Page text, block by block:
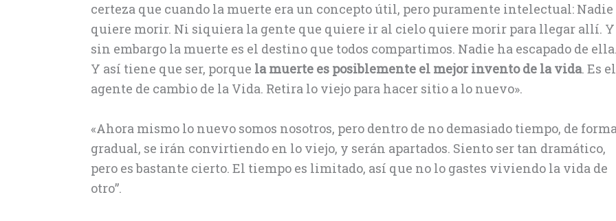
certeza que cuando la muerte era un concepto útil, pero puramente intelectual: Nadie
quiere morir. Ni siquiera la gente que quiere ir al cielo quiere morir para llegar allí. Y
sin embargo la muerte es el destino que todos compartimos. Nadie ha escapado de
Y así tiene que ser, porque la muerte es posiblemente el mejor invento de la vida. Es el
agente de cambio de la Vida. Retira lo viejo para hacer sitio a lo nuevo».
«Ahora mismo lo nuevo somos nosotros, pero dentro de no demasiado tiempo, de
gradual, se irán convirtiendo en lo viejo, y serán apartados. Siento ser tan dramático,
pero es bastante cierto. El tiempo es limitado, así que no lo gastes viviendo la vida de
otro”.